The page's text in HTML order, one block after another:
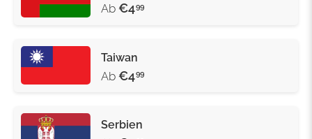
Ab €499
Taiwan
Ab €499
Serbien